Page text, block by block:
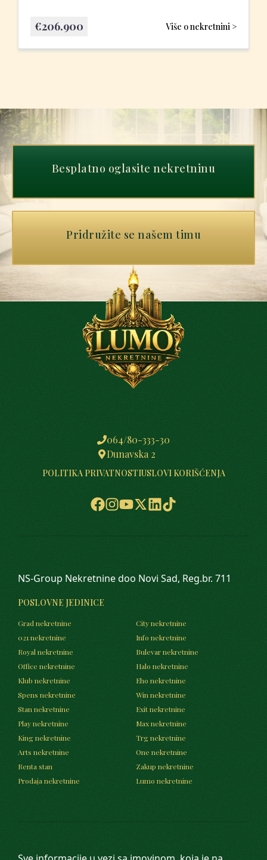
Više o nekretnini >
€206.900
Besplatno oglasite nekretninu
Pridružite se našem timu
064/80-333-30
Dunavska 2
POLITIKA PRIVATNOSTIUSLOVI KORIŠĆENJA
NS-Group Nekretnine doo Novi Sad, Reg.br. 711
POSLOVNE JEDINICE
Grad nekretnine
City nekretnine
021 nekretnine
Info nekretnine
Royal nekretnine
Bulevar nekretnine
Office nekretnine
Halo nekretnine
Klub nekretnine
Eho nekretnine
Spens nekretnine
Win nekretnine
Stan nekretnine
Exit nekretnine
Play nekretnine
Max nekretnine
King nekretnine
Trg nekretnine
Arts nekretnine
One nekretnine
Renta stan
Zakup nekretnine
Prodaja nekretnine
Lumo nekretnine